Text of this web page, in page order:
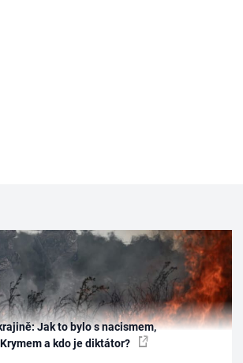
Jak to bylo s nacismem,
a kdo je diktátor?